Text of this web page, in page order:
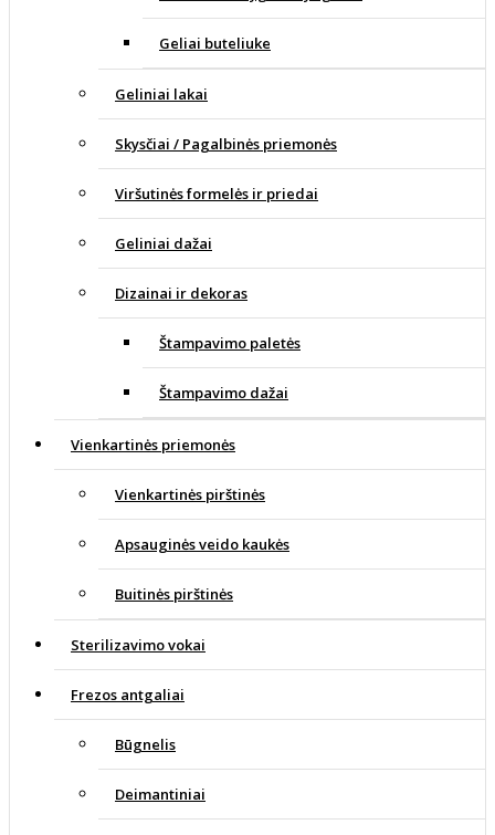
Geliai buteliuke
Geliniai lakai
Skysčiai / Pagalbinės priemonės
Viršutinės formelės ir priedai
Geliniai dažai
Dizainai ir dekoras
Štampavimo paletės
Štampavimo dažai
Vienkartinės priemonės
Vienkartinės pirštinės
Apsauginės veido kaukės
Buitinės pirštinės
Sterilizavimo vokai
Frezos antgaliai
Būgnelis
Deimantiniai